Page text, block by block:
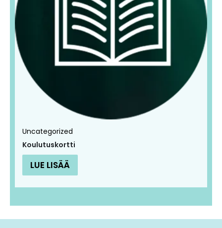
Uncategorized
Koulutuskortti
LUE LISÄÄ